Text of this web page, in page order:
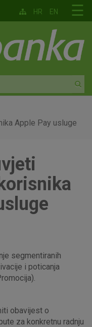
☰
HR EN
Apple Pay usluge
segmentiranih
i poticanja
obavijest o
za konkretnu radnju